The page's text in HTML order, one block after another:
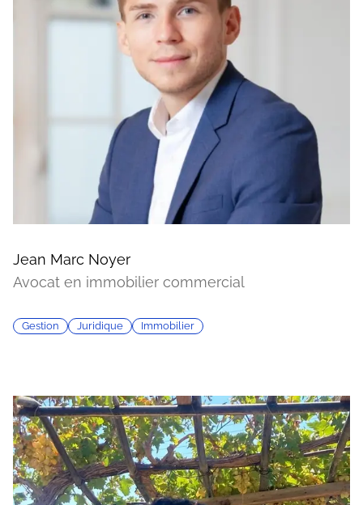
Jean Marc Noyer
Avocat en immobilier commercial
Gestion Juridique Immobilier